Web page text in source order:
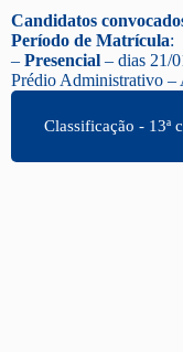
Candidatos
Período de Matrícula:
– Presencial – dias 21/
Prédio Administrativo –
Classificação - 13ª